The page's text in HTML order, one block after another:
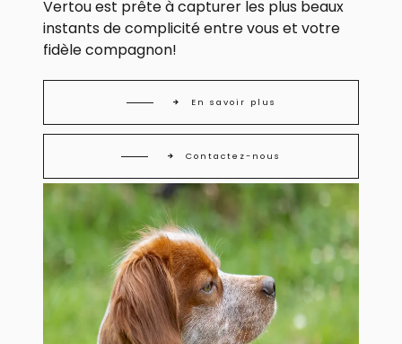
Vertou est prête à capturer les plus beaux
instants de complicité entre vous et votre
fidèle compagnon!
En savoir plus
Contactez-nous